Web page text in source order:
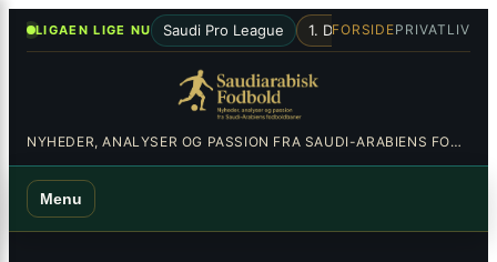
SpringLIGAEN LIGE NU Saudi Pro League 1. Division Al-Hilal•Al-
FORSIDEPRIVATLIV
NYHEDER, ANALYSER OG PASSION FRA SAUDI-ARABIENS FODBOLDBANER
Menu